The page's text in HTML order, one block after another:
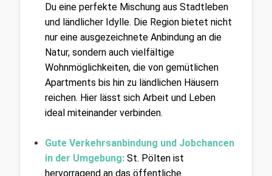
Du eine perfekte Mischung aus Stadtleben
und ländlicher Idylle. Die Region bietet nicht
nur eine ausgezeichnete Anbindung an die
Natur, sondern auch vielfältige
Wohnmöglichkeiten, die von gemütlichen
Apartments bis hin zu ländlichen Häusern
reichen. Hier lässt sich Arbeit und Leben
ideal miteinander verbinden.
Gute Verkehrsanbindung und Jobchancen
in der Umgebung: St. Pölten ist
hervorragend an das öffentliche